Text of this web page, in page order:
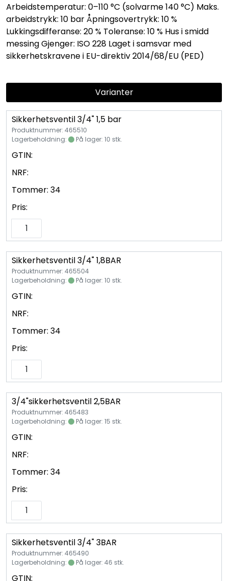
Arbeidstemperatur: 0–110 °C (solvarme 140 °C) Maks.
arbeidstrykk: 10 bar Åpningsovertrykk: 10 %
Lukkingsdifferanse: 20 % Toleranse: 10 % Hus i smidd
messing Gjenger: ISO 228 Laget i samsvar med
sikkerhetskravene i EU-direktiv 2014/68/EU (PED)
Varianter
Sikkerhetsventil 3/4" 1,5 bar
Produktnummer: 465510
Lagerbeholdning:
På lager: 10 stk.
GTIN:
NRF:
Tommer: 34
Pris:
Sikkerhetsventil 3/4" 1,8BAR
Produktnummer: 465504
Lagerbeholdning:
På lager: 10 stk.
GTIN:
NRF:
Tommer: 34
Pris:
3/4"sikkerhetsventil 2,5BAR
Produktnummer: 465483
Lagerbeholdning:
På lager: 15 stk.
GTIN:
NRF:
Tommer: 34
Pris:
Sikkerhetsventil 3/4" 3BAR
Produktnummer: 465490
Lagerbeholdning:
På lager: 46 stk.
GTIN:
Skap
Viftekonvektorer
Vannprøver
Syrefast
Kontakt oss